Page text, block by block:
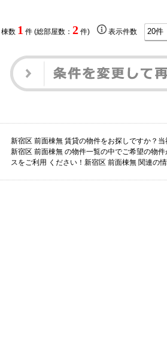
棟数 1 件 (総部屋数： 2 件) 表示件数
新宿区 前面棟無 賃貸の物件をお探しですか？
新宿区 前面棟無 の物件一覧の中でご希望の物
スをご利用 ください！新宿区 前面棟無 関連の